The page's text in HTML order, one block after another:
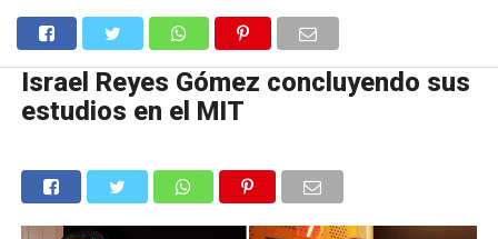
Israel Reyes Gómez concluyendo sus
estudios en el MIT